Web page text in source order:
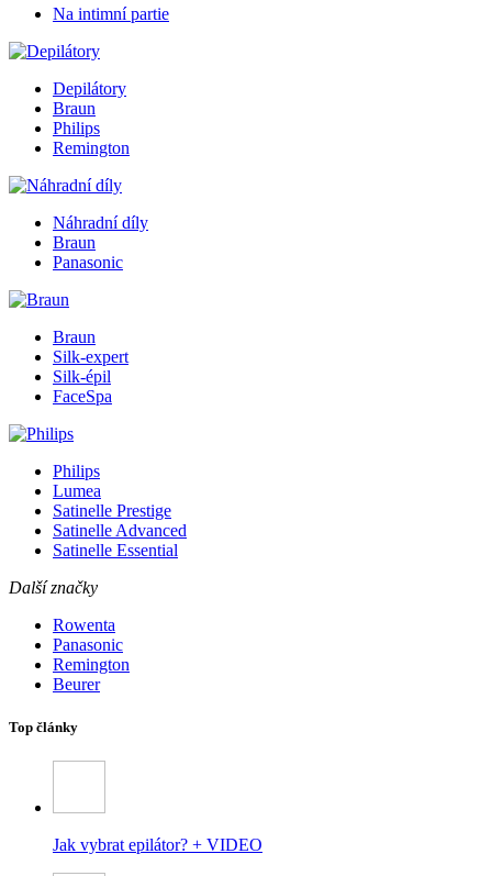
Na intimní partie
Depilátory
Braun
Philips
Remington
Náhradní díly
Braun
Panasonic
Braun
Silk-expert
Silk-épil
FaceSpa
Philips
Lumea
Satinelle Prestige
Satinelle Advanced
Satinelle Essential
Další značky
Rowenta
Panasonic
Remington
Beurer
Top články
Jak vybrat epilátor? + VIDEO